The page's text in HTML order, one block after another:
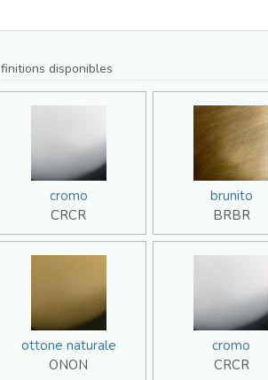
finitions disponibles
cromo
CRCR
brunito
BRBR
ottone naturale
ONON
cromo
CRCR